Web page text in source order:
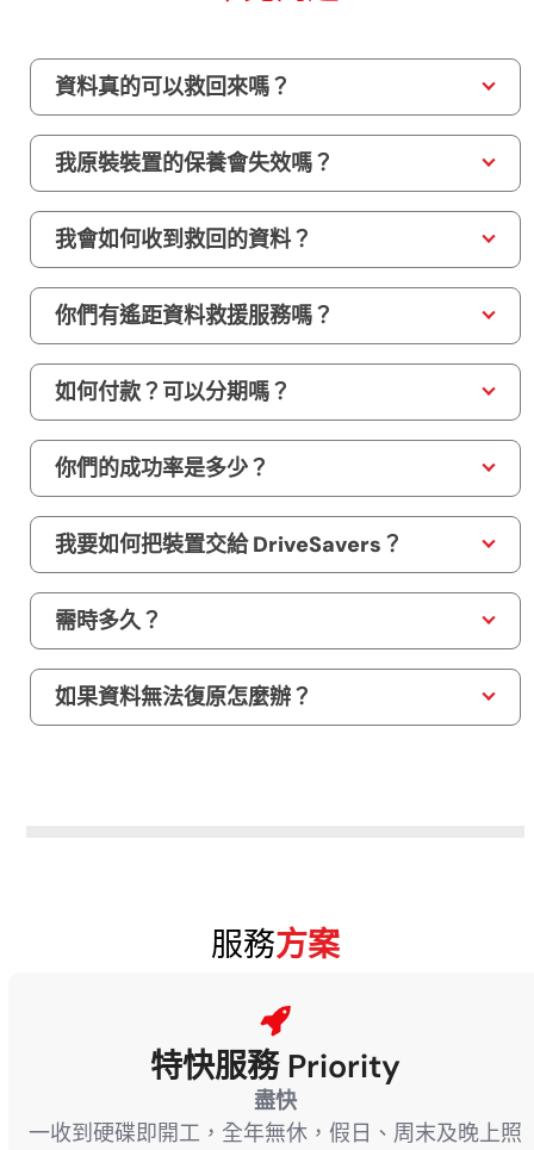
資料真的可以救回來嗎？
我原裝裝置的保養會失效嗎？
我會如何收到救回的資料？
你們有遙距資料救援服務嗎？
如何付款？可以分期嗎？
你們的成功率是多少？
我要如何把裝置交給 DriveSavers？
需時多久？
如果資料無法復原怎麼辦？
服務方案
特快服務 Priority
盡快
一收到硬碟即開工，全年無休，假日、周末及晚上照